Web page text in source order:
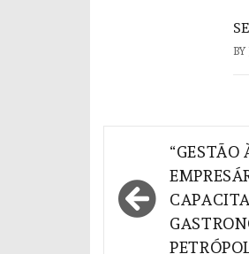
BY
Navegação
de
Post
“GESTÃO